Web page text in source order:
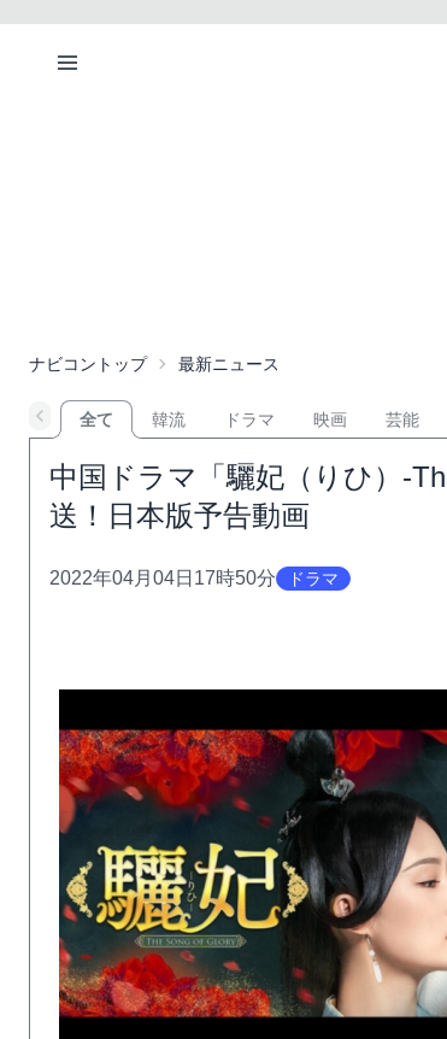
ナビコントップ 最新ニュース
全て 韓流 ドラマ 映画 芸能
中国ドラマ「驪妃（りひ）-
送！日本版予告動画
2022年04月04日17時50分 ドラマ